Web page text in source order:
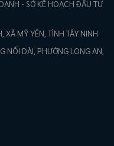
- SỞ KẾ HOẠCH ĐẦU TƯ
XÃ MỸ YÊN, TỈNH TÂY NINH
NỐI DÀI, PHƯỜNG LONG AN,